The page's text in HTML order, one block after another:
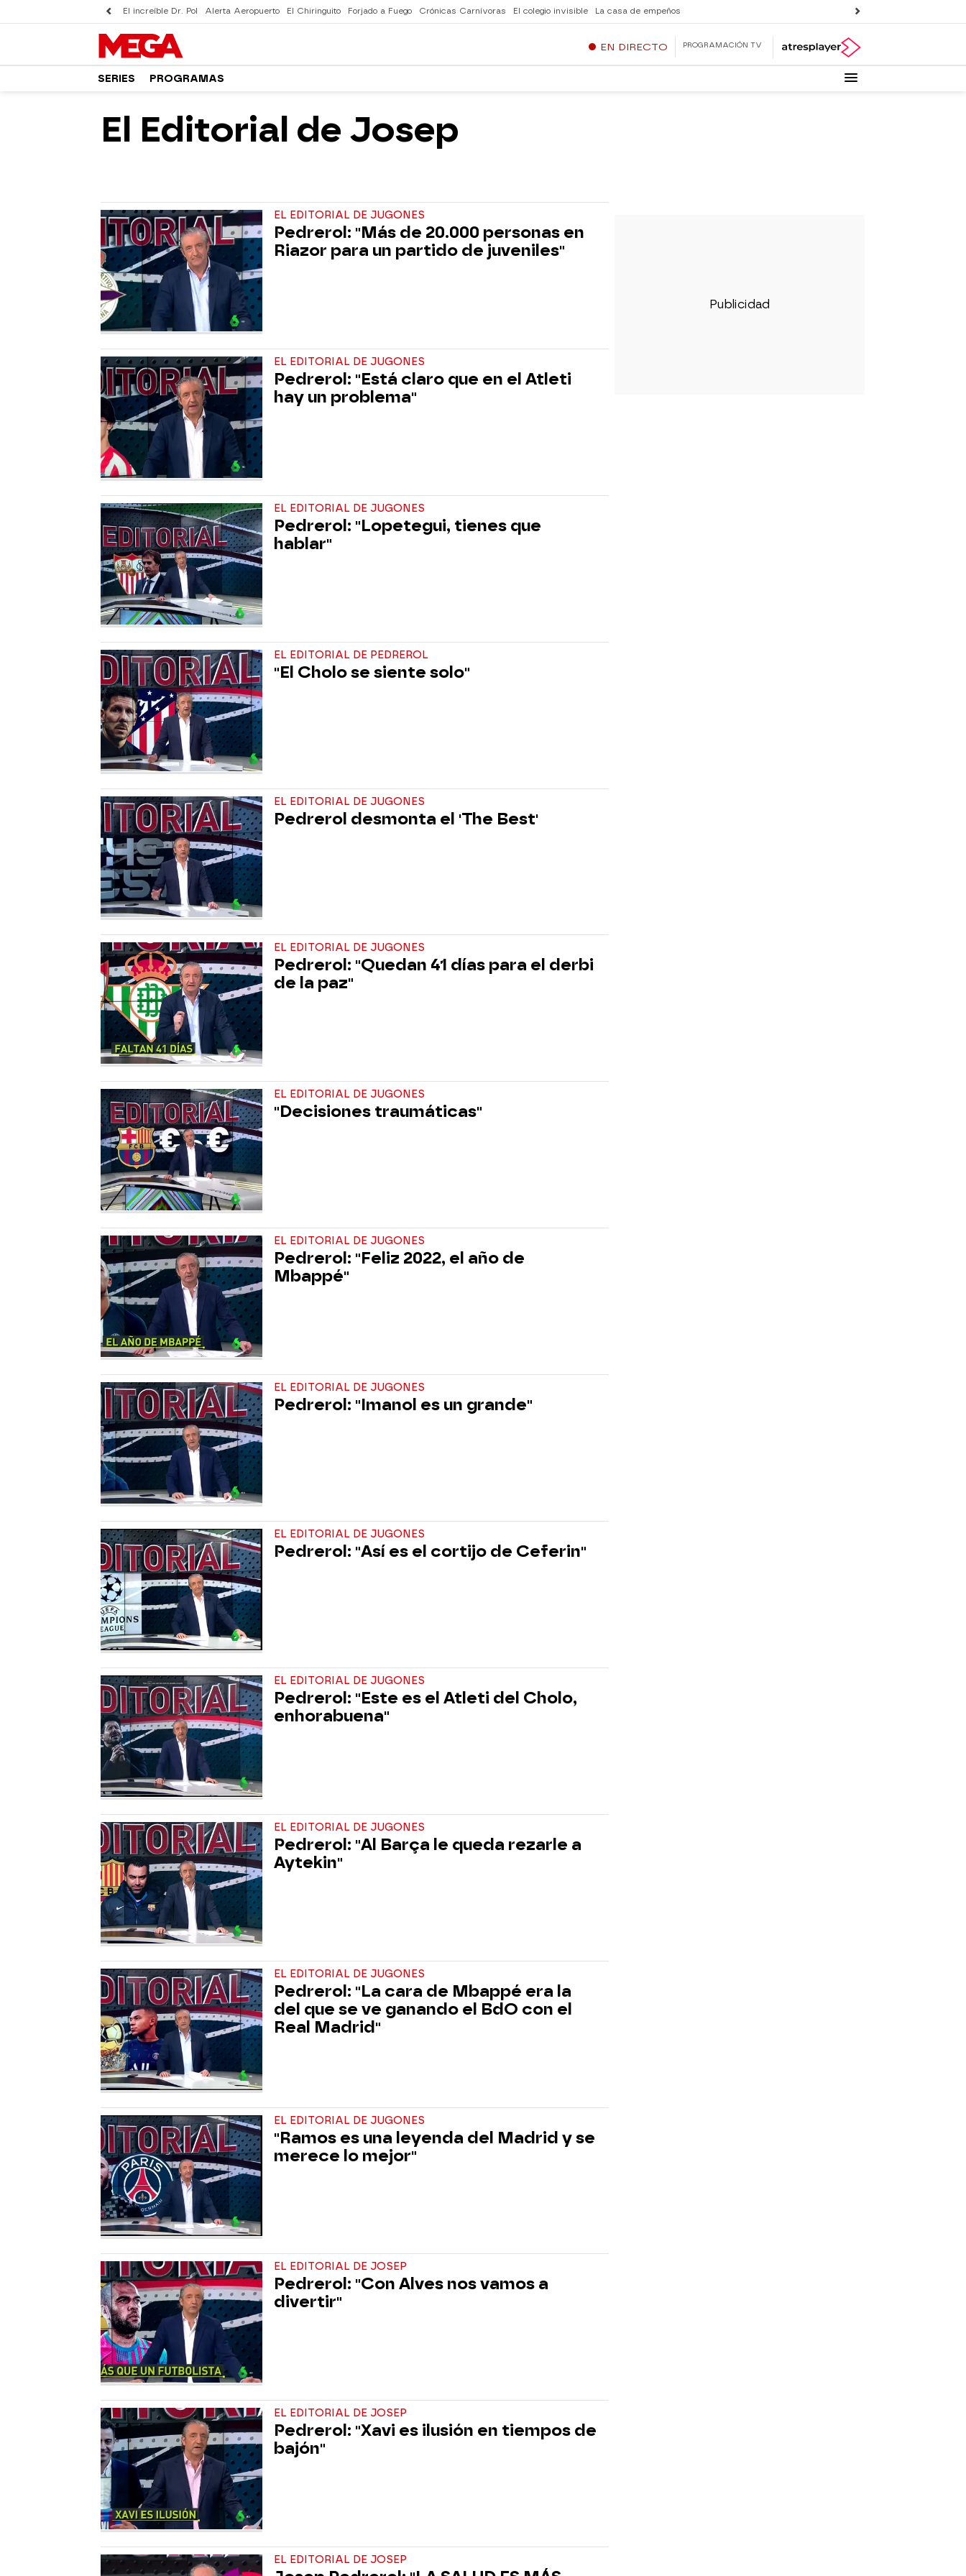
El increíble Dr. Pol Alerta Aeropuerto El Chiringuito Forjado a Fuego Crónicas Carnívoras El colegio invisible La casa de empeños
EN DIRECTO PROGRAMACIÓN TV
SERIES PROGRAMAS
El Editorial de Josep
EL EDITORIAL DE JUGONES
Pedrerol: "Más de 20.000 personas en
Riazor para un partido de juveniles"
EL EDITORIAL DE JUGONES
Pedrerol: "Está claro que en el Atleti
hay un problema"
EL EDITORIAL DE JUGONES
Pedrerol: "Lopetegui, tienes que
hablar"
EL EDITORIAL DE PEDREROL
"El Cholo se siente solo"
EL EDITORIAL DE JUGONES
Pedrerol desmonta el 'The Best'
EL EDITORIAL DE JUGONES
Pedrerol: "Quedan 41 días para el derbi
de la paz"
EL EDITORIAL DE JUGONES
"Decisiones traumáticas"
EL EDITORIAL DE JUGONES
Pedrerol: "Feliz 2022, el año de
Mbappé"
EL EDITORIAL DE JUGONES
Pedrerol: "Imanol es un grande"
EL EDITORIAL DE JUGONES
Pedrerol: "Así es el cortijo de Ceferin"
EL EDITORIAL DE JUGONES
Pedrerol: "Este es el Atleti del Cholo,
enhorabuena"
EL EDITORIAL DE JUGONES
Pedrerol: "Al Barça le queda rezarle a
Aytekin"
EL EDITORIAL DE JUGONES
Pedrerol: "La cara de Mbappé era la
del que se ve ganando el BdO con el
Real Madrid"
EL EDITORIAL DE JUGONES
"Ramos es una leyenda del Madrid y se
merece lo mejor"
EL EDITORIAL DE JOSEP
Pedrerol: "Con Alves nos vamos a
divertir"
EL EDITORIAL DE JOSEP
Pedrerol: "Xavi es ilusión en tiempos de
bajón"
EL EDITORIAL DE JOSEP